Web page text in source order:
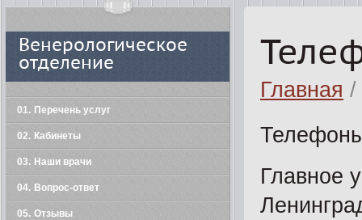
Главная /
Главное
Венерологическое
отделение
01 Перечень услуг
02 Кабинеты
03 Наши врачи
04 Вопрос-ответ
05 Отзывы